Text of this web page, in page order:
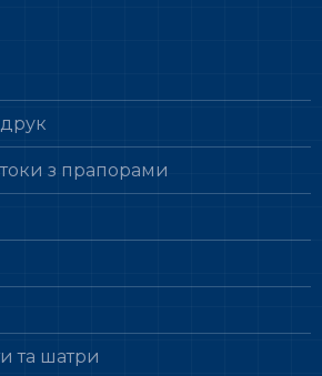
з прапорами
та шатри